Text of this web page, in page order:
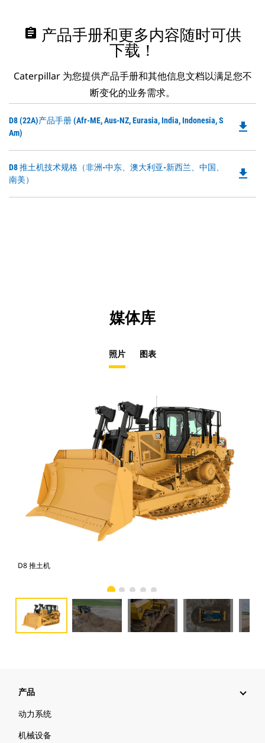
assignment 产品手册和更多内容随时可供
下载！
Caterpillar 为您提供产品手册和其他信息文档以满足您不
断变化的业务需求。
D8 (22A)产品手册 (Afr-ME, Aus-NZ, Eurasia, India, Indonesia, S
Am)
file_download
D8 推土机技术规格（非洲-中东、澳大利亚-新西兰、中国、
南美）
file_download
媒体库
照片 图表
D8 推土机
产品
动力系统
机械设备